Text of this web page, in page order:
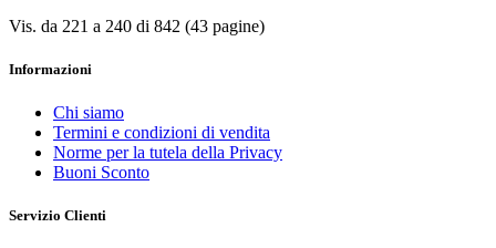
Vis. da 221 a 240 di 842 (43 pagine)
Informazioni
Chi siamo
Termini e condizioni di vendita
Norme per la tutela della Privacy
Buoni Sconto
Servizio Clienti